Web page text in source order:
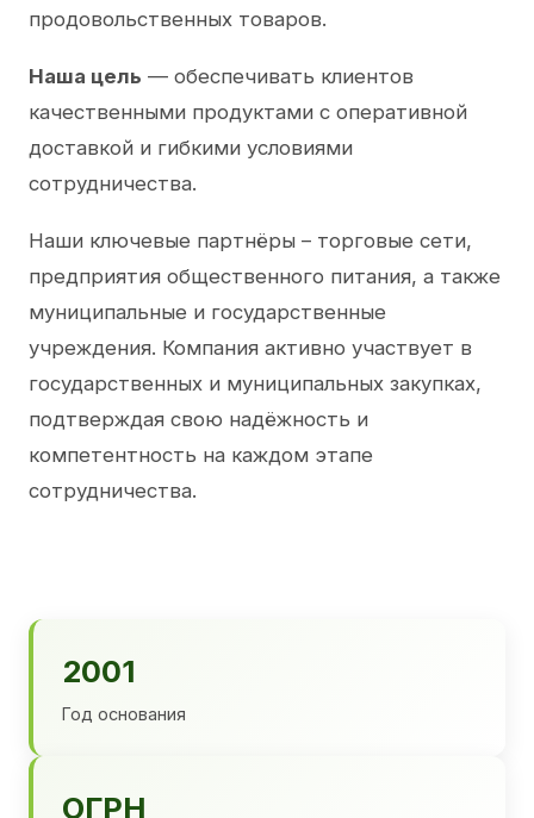
продовольственных товаров.
Наша цель — обеспечивать клиентов
качественными продуктами с оперативной
доставкой и гибкими условиями
сотрудничества.
Наши ключевые партнёры – торговые сети,
предприятия общественного питания, а также
муниципальные и государственные
учреждения. Компания активно участвует в
государственных и муниципальных закупках,
подтверждая свою надёжность и
компетентность на каждом этапе
сотрудничества.
2001
Год основания
ОГРН